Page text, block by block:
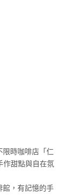
限時咖啡店「仁
甜點與自在氛
館，有記憶的手